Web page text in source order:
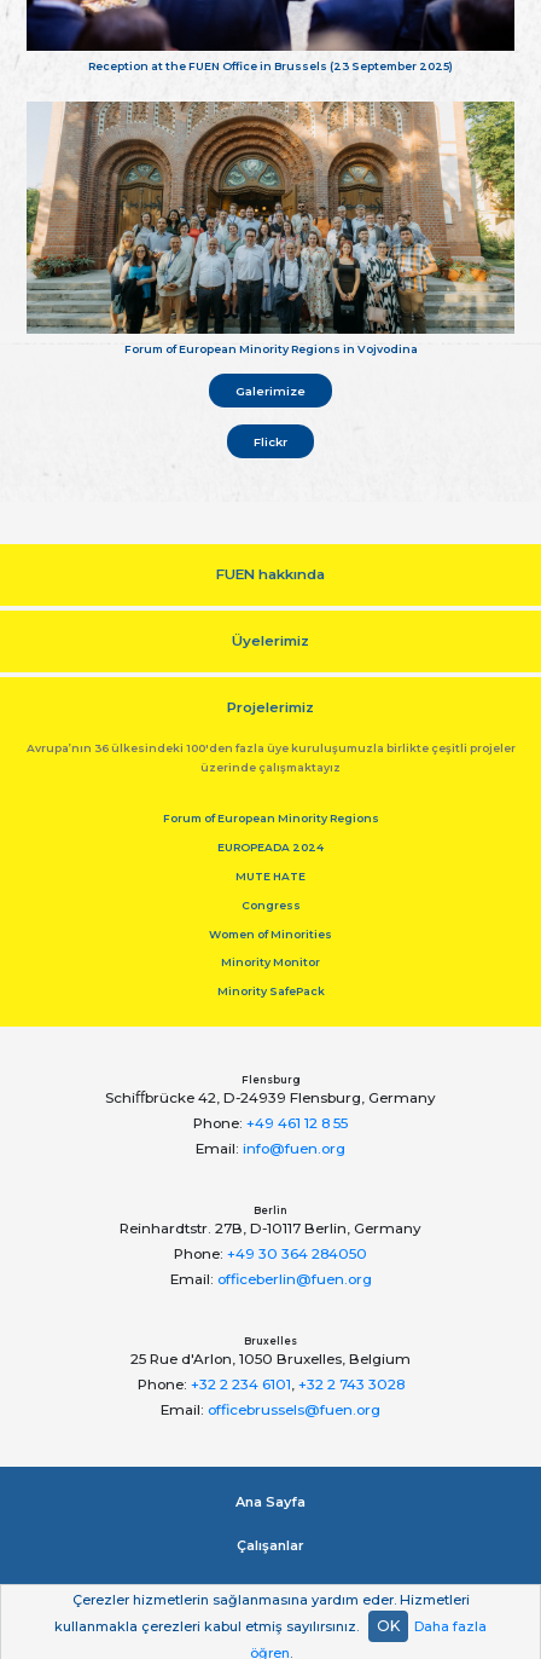
Reception at the FUEN Office in Brussels (23 September 2025)
Forum of European Minority Regions in Vojvodina
Galerimize
Flickr
FUEN hakkında
Üyelerimiz
Projelerimiz
Avrupa’nın 36 ülkesindeki 100'den fazla üye kuruluşumuzla birlikte çeşitli projeler
üzerinde çalışmaktayız
Forum of European Minority Regions
EUROPEADA 2024
MUTE HATE
Congress
Women of Minorities
Minority Monitor
Minority SafePack
Flensburg
Schiﬀbrücke 42, D-24939 Flensburg, Germany
Phone: +49 461 12 8 55
Email: info@fuen.org
Berlin
Reinhardtstr. 27B, D-10117 Berlin, Germany
Phone: +49 30 364 284050
Email: officeberlin@fuen.org
Bruxelles
25 Rue d'Arlon, 1050 Bruxelles, Belgium
Phone: +32 2 234 6101, +32 2 743 3028
Email: officebrussels@fuen.org
Ana Sayfa
Çalışanlar
Impressum
Gizlilik beyan
Çerezler hizmetlerin sağlanmasına yardım eder. Hizmetleri
kullanmakla çerezleri kabul etmiş sayılırsınız.
OK
Daha fazla
öğren.